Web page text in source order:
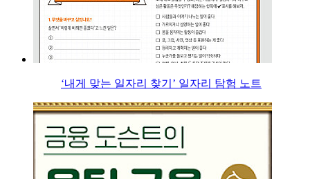
‘내게 맞는 일자리 찾기’ 일자리 탐험 노트